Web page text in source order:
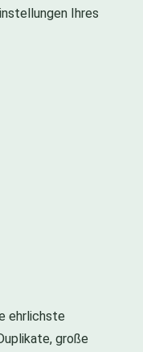
Ihres
ehrlichste
große